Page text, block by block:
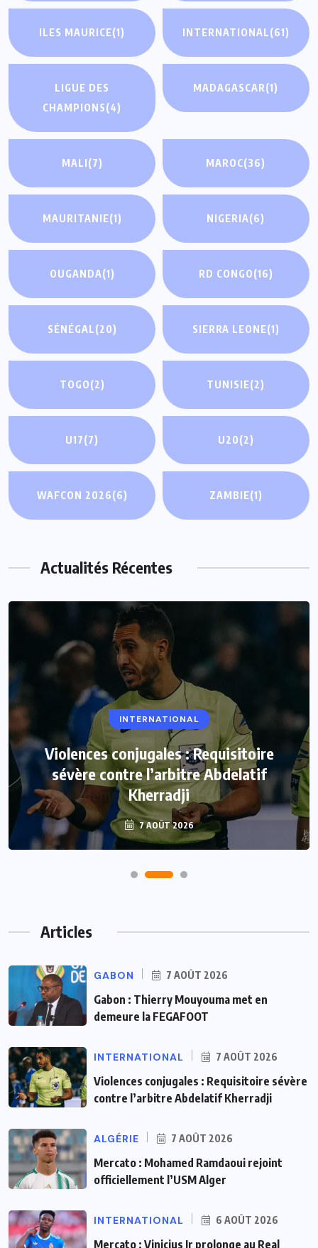
ILES MAURICE(1) INTERNATIONAL(61)
LIGUE DES
CHAMPIONS(4)
MADAGASCAR(1)
MALI(7) MAROC(36)
MAURITANIE(1) NIGERIA(6)
OUGANDA(1) RD CONGO(16)
SÉNÉGAL(20) SIERRA LEONE(1)
TOGO(2) TUNISIE(2)
U17(7) U20(2)
WAFCON 2026(6) ZAMBIE(1)
Actualités Récentes
INTERNATIONAL
Violences conjugales : Requisitoire
sévère contre l’arbitre Abdelatif
Kherradji
7 AOÛT 2026
Articles
GABON 7 AOÛT 2026
Gabon : Thierry Mouyouma met en
demeure la FEGAFOOT
INTERNATIONAL 7 AOÛT 2026
Violences conjugales : Requisitoire sévère
contre l’arbitre Abdelatif Kherradji
ALGÉRIE 7 AOÛT 2026
Mercato : Mohamed Ramdaoui rejoint
officiellement l’USM Alger
INTERNATIONAL 6 AOÛT 2026
Mercato : Vinicius Jr prolonge au Real